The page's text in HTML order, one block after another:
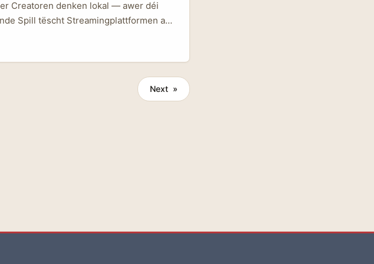
Creatoren denken lokal — awer déi
Spill tëscht Streamingplattformen an
kréien? Dat ass eng Mëschung aus
Offer déi spezifesch op si
Next »